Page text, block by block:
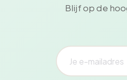
Blijf op de